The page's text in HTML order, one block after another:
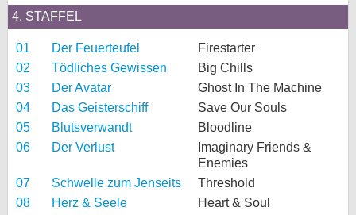
4. STAFFEL
01 Der Feuerteufel
Firestarter
02
Tödliches Gewissen
Big Chills
03
Der Avatar
Ghost In The Machine
04
Das Geisterschiff
Save Our Souls
05
Blutsverwandt
Bloodline
06
Der Verlust
Imaginary Friends &
Enemies
07
Schwelle zum Jenseits
Threshold
08
Herz & Seele
Heart & Soul